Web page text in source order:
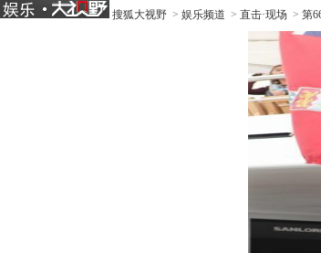
搜狐大视野 > 娱乐频道 > 直击·现场 > 第